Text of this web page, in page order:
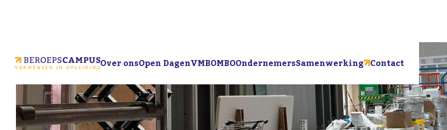
Over onsOpen DagenVMBOMBOOndernemersSamenwerking Contact